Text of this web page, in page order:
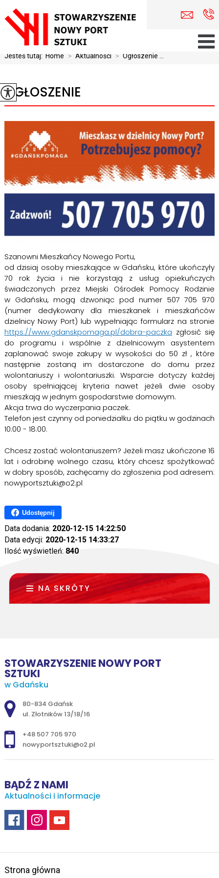
Jesteś tutaj: Home > Aktualności > Ogłoszenie ...
OGŁOSZENIE
Szanowni Mieszkańcy Nowego Portu,
od dzisiaj osoby mieszkające w Gdańsku, które ukończyły
70 rok życia i nie korzystają z usług opiekuńczych
świadczonych przez Miejski Ośrodek Pomocy Rodzinie
w Gdańsku, mogą dzwoniąc pod numer 507 705 970
(numer dedykowany dla mieszkanek i mieszkańców
dzielnicy Nowy Port) lub wypełniając formularz na stronie
https://www.gdanskpomaga.pl/dobra-paczka zgłosić się
do programu i wspólnie z dzielnicowym asystentem
zaplanować swoje zakupy w wysokości do 50 zł , które
następnie zostaną im dostarczone do domu przez
wolontariuszy i wolontariuszki. Wsparcie dotyczy każdej
osoby spełniającej kryteria nawet jeżeli dwie osoby
mieszkają w jednym gospodarstwie domowym.
Akcja trwa do wyczerpania paczek.
Telefon jest czynny od poniedziałku do piątku w godzinach
10:00 - 18:00.
Chcesz zostać wolontariuszem? Jeżeli masz ukończone 16
lat i odrobinę wolnego czasu, który chcesz spożytkować
w dobry sposób, zachęcamy do zgłoszenia pod adresem:
nowyportsztuki@o2.pl
Udostępnij
Data dodania: 2020-12-15 14:22:50
Data edycji: 2020-12-15 14:33:27
Ilość wyświetleń: 840
NA SKRÓTY
STOWARZYSZENIE NOWY PORT
SZTUKI
w Gdańsku
Adres pocztowy:
80-834 Gdańsk
ul. Złotników 13/18/16
+48 507 705 970
nowyportsztuki@o2.pl
BĄDŹ Z NAMI
Aktualności i informacje
Strona główna